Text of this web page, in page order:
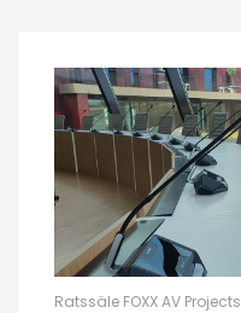
Ratssäle FOXX AV Projects